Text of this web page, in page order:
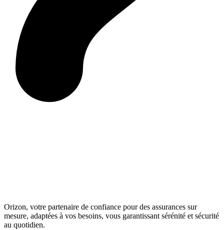
Orizon, votre partenaire de confiance pour des assurances sur
mesure, adaptées à vos besoins, vous garantissant sérénité et sécurité
au quotidien.